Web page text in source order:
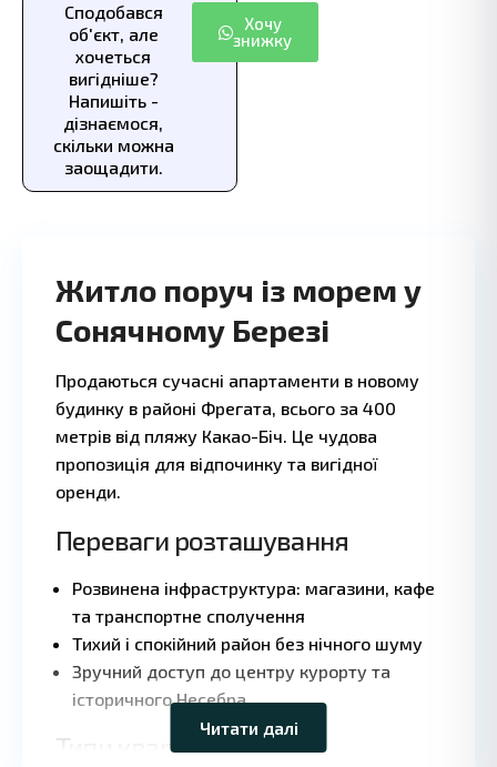
Сподобався
об'єкт, але
хочеться
вигідніше?
Напишіть -
дізнаємося,
скільки можна
заощадити.
Хочу
знижку
Житло поруч із морем у
Сонячному Березі
Продаються сучасні апартаменти в новому
будинку в районі Фрегата, всього за 400
метрів від пляжу Какао-Біч. Це чудова
пропозиція для відпочинку та вигідної
оренди.
Переваги розташування
Розвинена інфраструктура: магазини, кафе
та транспортне сполучення
Тихий і спокійний район без нічного шуму
Зручний доступ до центру курорту та
історичного Несебра
Типи квартир та ціни
Читати далі
OpenStreetMap